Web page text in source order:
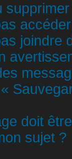
joindre
doit
sujet ?